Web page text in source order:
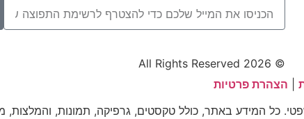
© 2026 All Rights Reserved
הצהרת פרטיות
כל המידע באתר, כולל טקסטים, גרפיקה, תמונות,